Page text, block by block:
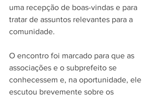
uma recepção de boas-vindas e para
tratar de assuntos relevantes para a
comunidade.
O encontro foi marcado para que as
associações e o subprefeito se
conhecessem e, na oportunidade, ele
escutou brevemente sobre os